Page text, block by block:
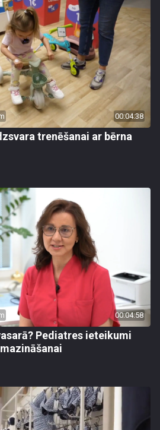
00:04:38
trenēšanai ar bērna
00:04:58
Pediatres ieteikumi